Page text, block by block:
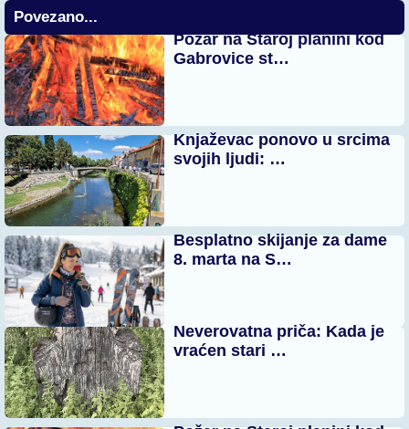
Povezano...
Požar na Staroj planini kod
Gabrovice st…
Knjaževac ponovo u srcima
svojih ljudi: …
Besplatno skijanje za dame
8. marta na S…
Neverovatna priča: Kada je
vraćen stari …